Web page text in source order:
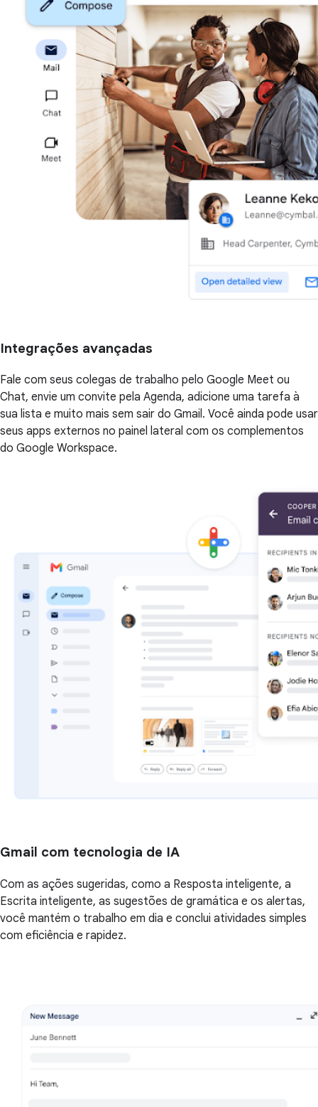
Integrações avançadas
Fale com seus colegas de trabalho pelo Google Meet ou
Chat, envie um convite pela Agenda, adicione uma tarefa à
sua lista e muito mais sem sair do Gmail. Você ainda pode usar
seus apps externos no painel lateral com os complementos
do Google Workspace.
Gmail com tecnologia de IA
Com as ações sugeridas, como a Resposta inteligente, a
Escrita inteligente, as sugestões de gramática e os alertas,
você mantém o trabalho em dia e conclui atividades simples
com eficiência e rapidez.